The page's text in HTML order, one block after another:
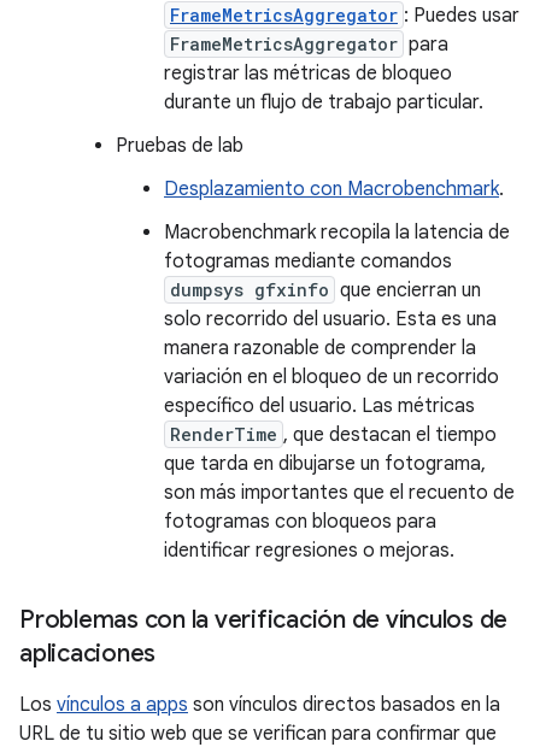
FrameMetricsAggregator : Puedes usar
FrameMetricsAggregator para
registrar las métricas de bloqueo
durante un flujo de trabajo particular.
Pruebas de lab
Desplazamiento con Macrobenchmark.
Macrobenchmark recopila la latencia de
fotogramas mediante comandos
dumpsys gfxinfo que encierran un
solo recorrido del usuario. Esta es una
manera razonable de comprender la
variación en el bloqueo de un recorrido
específico del usuario. Las métricas
RenderTime , que destacan el tiempo
que tarda en dibujarse un fotograma,
son más importantes que el recuento de
fotogramas con bloqueos para
identificar regresiones o mejoras.
Problemas con la verificación de vínculos de
aplicaciones
Los vínculos a apps son vínculos directos basados en la
URL de tu sitio web que se verifican para confirmar que